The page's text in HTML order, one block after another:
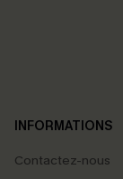
INFORMATIONS
Contactez-nous-